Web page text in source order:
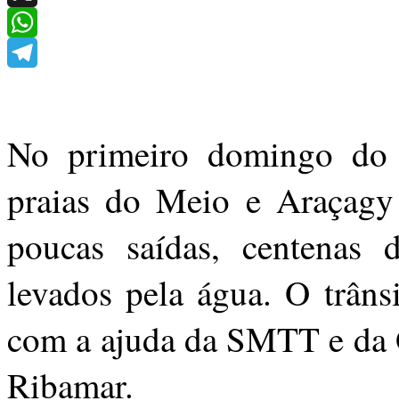
X
WhatsApp
No primeiro domingo do
praias do Meio e
poucas saídas,
levados pela água. O
com a ajuda da SMTT e
Ribamar.